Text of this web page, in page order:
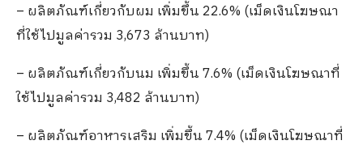
– ผลิตภัณฑ์เกี่ยวกับผม เพิ่มขึ้น 22.6% (เม็ดเงินโฆษณา
ที่ใช้ไปมูลค่ารวม 3,673 ล้านบาท)
– ผลิตภัณฑ์เกี่ยวกับนม เพิ่มขึ้น 7.6% (เม็ดเงินโฆษณาที่
ใช้ไปมูลค่ารวม 3,482 ล้านบาท)
– ผลิตภัณฑ์อาหารเสริม เพิ่มขึ้น 7.4% (เม็ดเงินโฆษณาที่